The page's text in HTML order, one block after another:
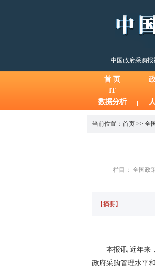
中国政府采购
首 页
IT
数据分析
当前位置： 首页 >> 全
栏目： 全国政
【摘要】
本报讯 近年来
政府采购管理水平